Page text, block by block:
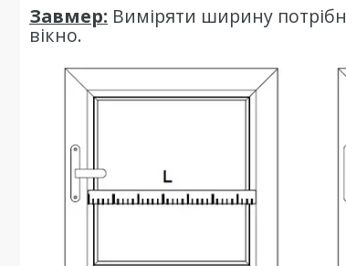
Завмер: Виміряти ширину
вікно.